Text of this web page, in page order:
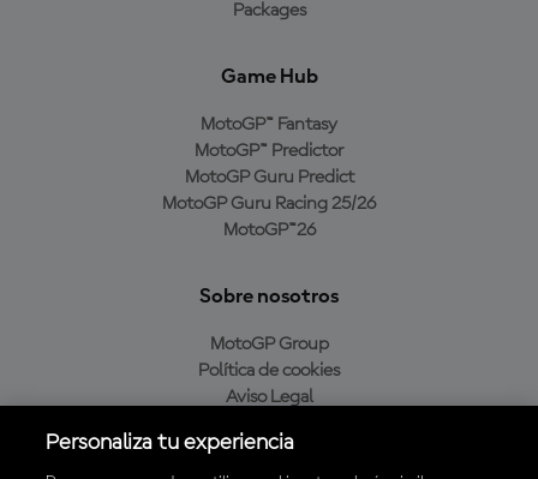
Packages
Game Hub
MotoGP™ Fantasy
MotoGP™ Predictor
MotoGP Guru Predict
MotoGP Guru Racing 25/26
MotoGP™26
Sobre nosotros
MotoGP Group
Política de cookies
Aviso Legal
Política de compra
Personaliza tu experiencia